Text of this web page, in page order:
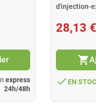
express
24h/48h
d'injection-
28,13 €
shopping_cart
done EN